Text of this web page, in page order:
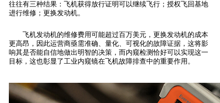
往往有三种结果：飞机获得放行证明可以继续飞行；授权飞回基地
进行维修；更换发动机。
飞机发动机的维修费用可能超过百万美元，更换发动机的成本
更高昂，因此运营商亟需准确、量化、可视化的故障证据，这将影
响其是否能自信地做出明智的决策，而内窥检测恰好可以实现这一
目标，这也彰显了工业内窥镜在飞机故障排查中的重要作用。